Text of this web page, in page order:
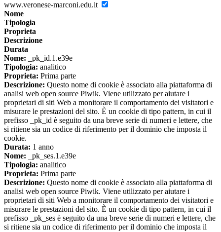
www.veronese-marconi.edu.it
Nome
Tipologia
Proprieta
Descrizione
Durata
Nome: _pk_id.1.e39e
Tipologia: analitico
Proprieta: Prima parte
Descrizione: Questo nome di cookie è associato alla piattaforma di
analisi web open source Piwik. Viene utilizzato per aiutare i
proprietari di siti Web a monitorare il comportamento dei visitatori e
misurare le prestazioni del sito. È un cookie di tipo pattern, in cui il
prefisso _pk_id è seguito da una breve serie di numeri e lettere, che
si ritiene sia un codice di riferimento per il dominio che imposta il
cookie.
Durata: 1 anno
Nome: _pk_ses.1.e39e
Tipologia: analitico
Proprieta: Prima parte
Descrizione: Questo nome di cookie è associato alla piattaforma di
analisi web open source Piwik. Viene utilizzato per aiutare i
proprietari di siti Web a monitorare il comportamento dei visitatori e
misurare le prestazioni del sito. È un cookie di tipo pattern, in cui il
prefisso _pk_ses è seguito da una breve serie di numeri e lettere, che
si ritiene sia un codice di riferimento per il dominio che imposta il